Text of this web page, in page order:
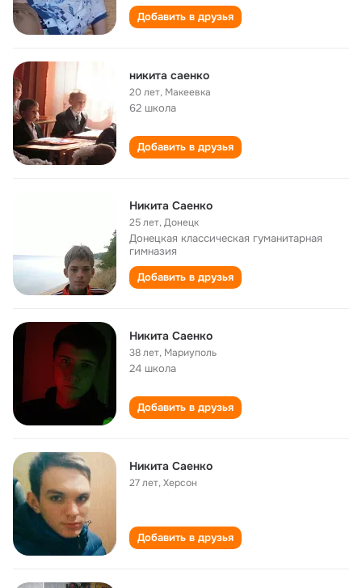
Добавить в друзья
никита саенко
20 лет, Макеевка
62 школа
Добавить в друзья
Никита Саенко
25 лет,Донецк
Донецкая классическая гуманитарная
гимназия
Добавить в друзья
Никита Саенко
38 лет, Мариуполь
24 школа
Добавить в друзья
Никита Саенко
27 лет,Херсон
Добавить в друзья